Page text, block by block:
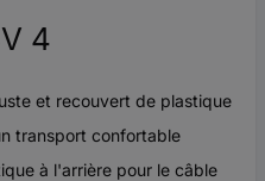
4
et recouvert de plastique
transport confortable
à l'arrière pour le câble